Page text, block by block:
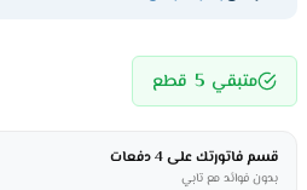
متبقي 5 قطع
قسم فاتورتك على 4 دفعات
بدون فوائد مع تابي